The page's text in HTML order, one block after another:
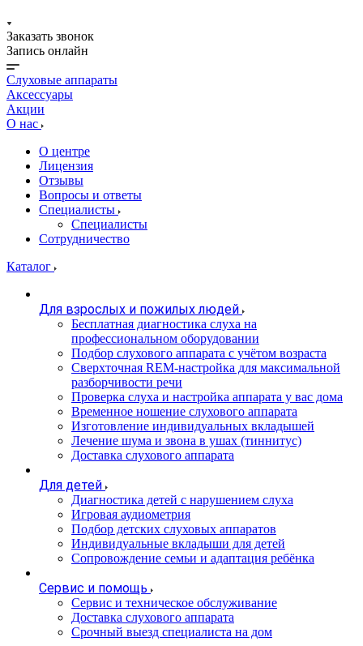
Заказать звонок
Запись онлайн
Слуховые аппараты
Аксессуары
Акции
О нас
О центре
Лицензия
Отзывы
Вопросы и ответы
Специалисты
Специалисты
Сотрудничество
Каталог
Для взрослых и пожилых людей
Бесплатная диагностика слуха на
профессиональном оборудовании
Подбор слухового аппарата с учётом возраста
Сверхточная REM-настройка для максимальной
разборчивости речи
Проверка слуха и настройка аппарата у вас дома
Временное ношение слухового аппарата
Изготовление индивидуальных вкладышей
Лечение шума и звона в ушах (тиннитус)
Доставка слухового аппарата
Для детей
Диагностика детей с нарушением слуха
Игровая аудиометрия
Подбор детских слуховых аппаратов
Индивидуальные вкладыши для детей
Сопровождение семьи и адаптация ребёнка
Сервис и помощь
Сервис и техническое обслуживание
Доставка слухового аппарата
Срочный выезд специалиста на дом